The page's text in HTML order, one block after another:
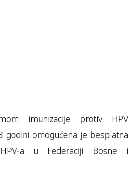
imunizacije protiv HPV
godini omogućena je besplatna
a u Federaciji Bosne i